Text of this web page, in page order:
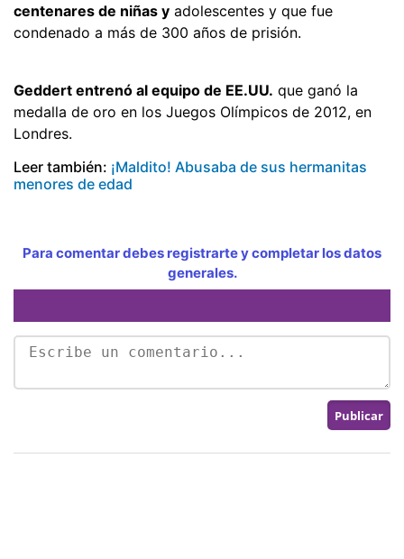
centenares de niñas y adolescentes y que fue
condenado a más de 300 años de prisión.
Geddert entrenó al equipo de EE.UU. que ganó la
medalla de oro en los Juegos Olímpicos de 2012, en
Londres.
Leer también: ¡Maldito! Abusaba de sus hermanitas
menores de edad
Para comentar debes registrarte y completar los datos
generales.